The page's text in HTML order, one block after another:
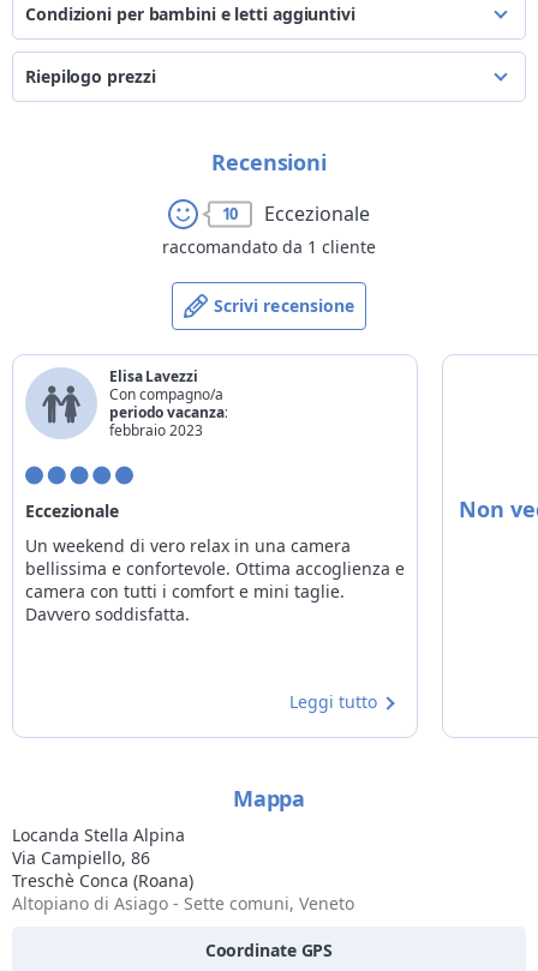
Condizioni per bambini e letti aggiuntivi
i prezzi si intendono a persona a notte
età per letti già presenti
per letti aggiuntivi
sconto 50%
sconto 30%
sconto 20%
sconto 20%
sovrapprezzo 40€
-
*anni compiuti alla data del check-out
Riepilogo prezzi
31/08/2026
31/03/2027 da
Recensioni
10 Eccezionale
raccomandato da 1 cliente
Scrivi recensione
Elisa Lavezzi
Con compagno/a
periodo vacanza:
febbraio 2023
Eccezionale
Un weekend di vero relax in una camera
bellissima e confortevole. Ottima accoglienza e
camera con tutti i comfort e mini taglie.
Davvero soddisfatta.
Leggi tutto
Non
Mappa
Locanda Stella Alpina
Via Campiello, 86
Treschè Conca (Roana)
Altopiano di Asiago - Sette comuni, Veneto
Coordinate GPS